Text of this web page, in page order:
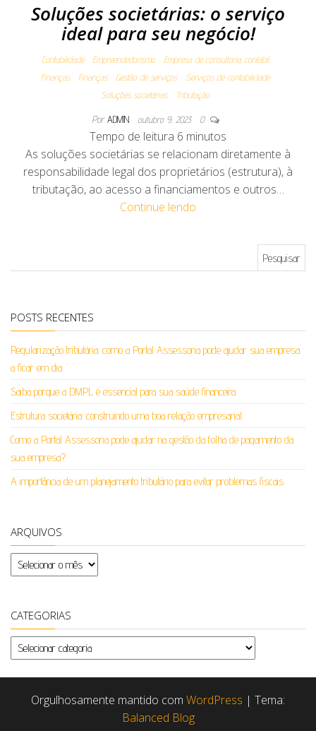
Soluções societárias: o serviço
ideal para seu negócio!
Contabilidade Empreendedorismo
Empresa de consultoria contábil
Finanças
Finanças Gestão de serviços
Serviços de contabilidade
Soluções societárias
Tributação
Por ADMIN outubro 9, 2023 0
Tempo de leitura 6 minutos
As soluções societárias se relacionam diretamente à
responsabilidade legal dos proprietários (estrutura), à
tributação, ao acesso a financiamentos e outros…
Continue lendo
POSTS RECENTES
Regularização tributária: como a Portal Assessoria pode ajudar sua empresa
a ficar em dia
Saiba porque a DMPL é essencial para sua saúde financeira
Estrutura societária: construindo uma boa relação empresarial
Como a Portal Assessoria pode ajudar na gestão da folha de pagamento da
sua empresa?
A importância de um planejamento tributário para evitar problemas fiscais
ARQUIVOS
Arquivos
CATEGORIAS
Categorias
Orgulhosamente mantido com WordPress | Tema:
Balanced Blog